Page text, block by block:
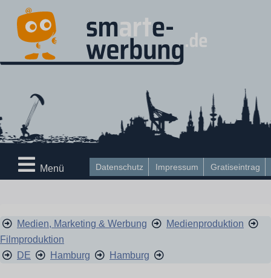
Datenschutz Impressum Gratiseintrag
Menü
Medien, Marketing & Werbung
Medienproduktion
Filmproduktion
DE
Hamburg Hamburg